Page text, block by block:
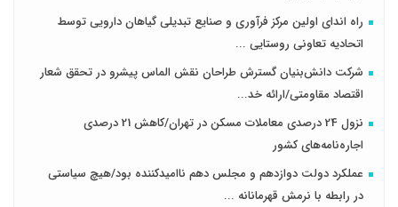
راه اندای اولین مرکز فرآوری و صنایع تبدیلی گیاهان دارویی توسط
اتحادیه تعاونی روستایی ...
شرکت دانش‌بنیان گسترش طراحان‌‌ ‌نقش‌ الماس پیشرو در تحقق شعار
اقتصاد مقاومتی/ارائه خد...
نزول 24 درصدی معاملات مسکن در تهران/کاهش 21 درصدی
اجاره‌نامه‌های کشور
عملکرد دولت دوازدهم و مجلس دهم ناامیدکننده بود/هیچ سیاستی
در رابطه با نرمش قهرمانانه ...